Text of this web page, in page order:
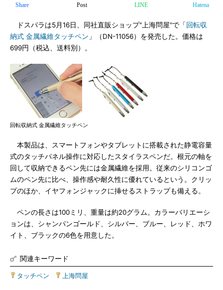
Share Post LINE Hatena
ドスパラは5月16日、同社直販ショップ"上海問屋"で「回転収
納式 金属繊維タッチペン 」（DN-11056）を発売した。価格は
699円（税込、送料別）。
回転収納式 金属繊維タッチペン
本製品は、スマートフォンやタブレットに搭載された静電容量
式のタッチパネル操作に対応したスタイラスペンだ。根元の軸を
回して収納できるペン先には金属繊維を採用。従来のシリコンゴ
ムのペン先に比べ、操作感や耐久性に優れているという。クリッ
プのほか、イヤフォンジャックに挿せるストラップも備える。
ペンの長さは100ミリ、重量は約20グラム。カラーバリエーシ
ョンは、シャンパンゴールド、シルバー、ブルー、レッド、ホワ
イト、ブラックの6色を用意した。
関連キーワード
タッチペン 上海問屋